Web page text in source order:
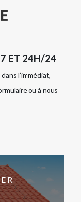
ET 24H/24
l’immédiat,
ou à nous